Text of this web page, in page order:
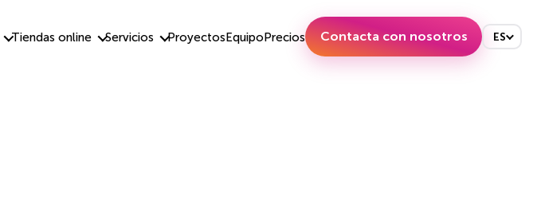
Tiendas online Servicios ProyectosEquipoPrecios Contacta con nosotros ES